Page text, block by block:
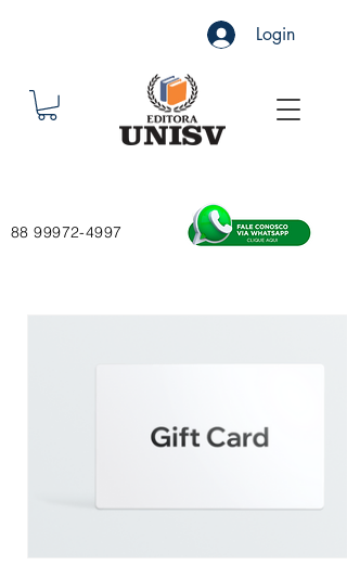
Login
88 99972-4997